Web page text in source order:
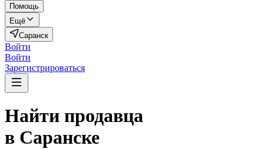
Помощь
Ещё
Саранск
Войти
Войти
Зарегистрироваться
Найти продавца
в Саранске